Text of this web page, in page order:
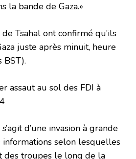
la bande de Gaza.»
Tsahal ont confirmé qu’ils
juste après minuit, heure
BST).
assaut au sol des FDI à
d’une invasion à grande
informations selon lesquelles
des troupes le long de la